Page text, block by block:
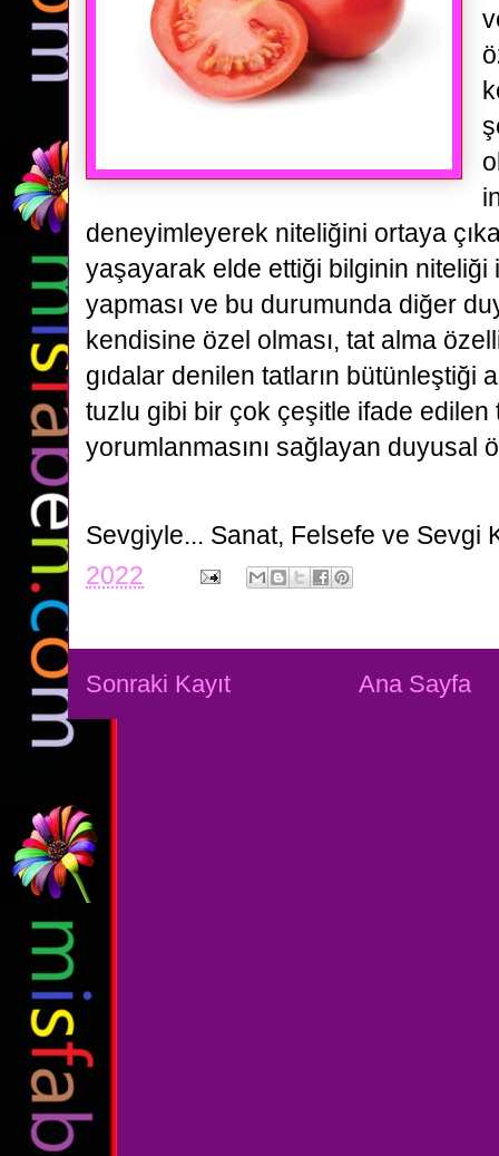
deneyimleyerek niteliğini ortaya
yaşayarak elde ettiği bilginin niteliği
yapması ve bu durumunda diğer
kendisine özel olması, tat alma
gıdalar denilen tatların bütünleştiği
tuzlu gibi bir çok çeşitle ifade edilen
yorumlanmasını sağlayan duyusal
Sevgiyle... Sanat, Felsefe ve Sevgi
2022
Sonraki Kayıt Ana Sayfa